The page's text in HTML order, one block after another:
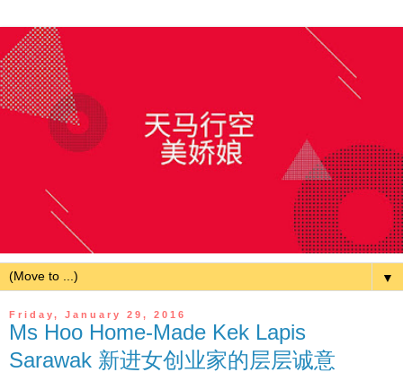
▼
Friday, January 29, 2016
Ms Hoo Home-Made Kek Lapis
Sarawak 新进女创业家的层层诚意